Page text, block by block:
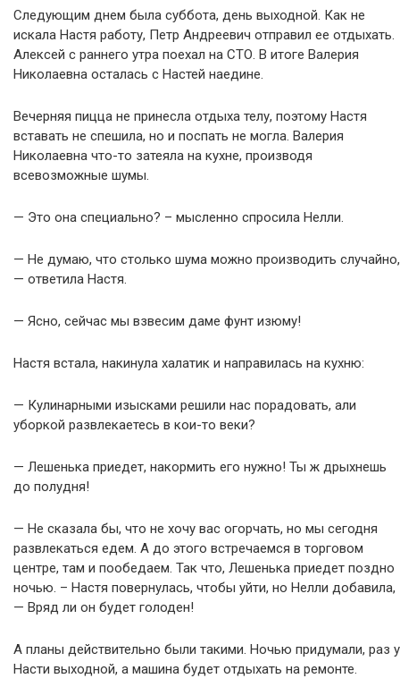
Следующим днем была суббота, день выходной. Как не
искала Настя работу, Петр Андреевич отправил ее отдыхать.
Алексей с раннего утра поехал на СТО. В итоге Валерия
Николаевна осталась с Настей наедине.
Вечерняя пицца не принесла отдыха телу, поэтому Настя
вставать не спешила, но и поспать не могла. Валерия
Николаевна что-то затеяла на кухне, производя
всевозможные шумы.
— Это она специально? – мысленно спросила Нелли.
— Не думаю, что столько шума можно производить случайно,
— ответила Настя.
— Ясно, сейчас мы взвесим даме фунт изюму!
Настя встала, накинула халатик и направилась на кухню:
— Кулинарными изысками решили нас порадовать, али
уборкой развлекаетесь в кои-то веки?
— Лешенька приедет, накормить его нужно! Ты ж дрыхнешь
до полудня!
— Не сказала бы, что не хочу вас огорчать, но мы сегодня
развлекаться едем. А до этого встречаемся в торговом
центре, там и пообедаем. Так что, Лешенька приедет поздно
ночью. – Настя повернулась, чтобы уйти, но Нелли добавила,
— Вряд ли он будет голоден!
А планы действительно были такими. Ночью придумали, раз у
Насти выходной, а машина будет отдыхать на ремонте.